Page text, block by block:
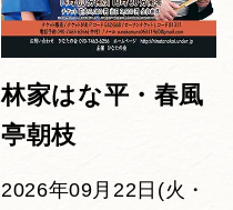
林家はな平・春風
亭朝枝
2026年09月22日(火・